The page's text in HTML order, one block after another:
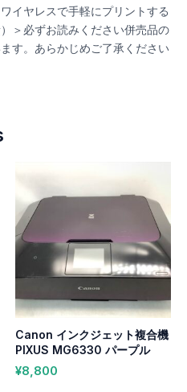
イヤレスで手軽にプリントする
＞必ずお読みください併売品の
す。あらかじめご了承ください
Canon インクジェット複合機
PIXUS MG6330 パープル
¥8,800